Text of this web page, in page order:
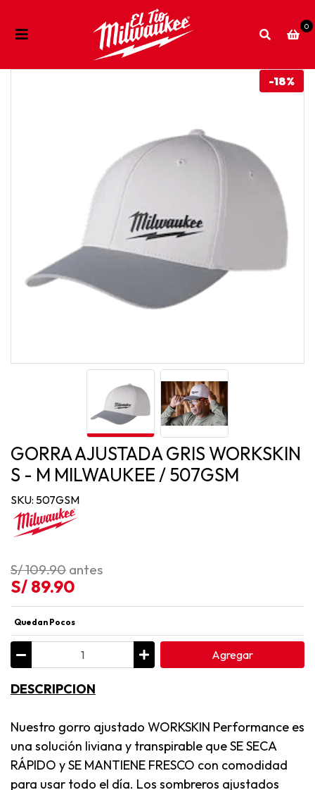
0
-18%
GORRA AJUSTADA GRIS WORKSKIN
S - M MILWAUKEE / 507GSM
SKU: 507GSM
S/ 109.90 antes
S/ 89.90
Quedan Pocos
Agregar
DESCRIPCION
Nuestro gorro ajustado WORKSKIN Performance es
una solución liviana y transpirable que SE SECA
RÁPIDO y SE MANTIENE FRESCO con comodidad
para usar todo el día. Los sombreros ajustados